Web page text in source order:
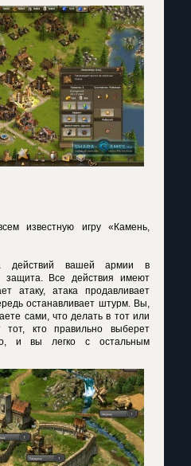
известную игру «Камень,
действий вашей армии в
защита. Все действия имеют
атаку, атака продавливает
останавливает штурм. Вы,
сами, что делать в тот или
кто правильно выберет
и вы легко с остальным